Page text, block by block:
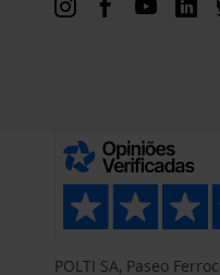
POLTI SA, Paseo